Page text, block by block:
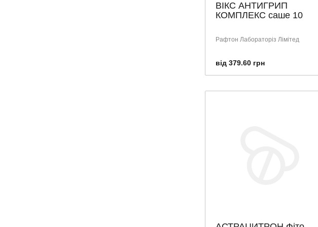
ВІКС АНТИГРИП
КОМПЛЕКС саше 10
Рафтон Лабораторіз Лімітед
від 379.60 грн